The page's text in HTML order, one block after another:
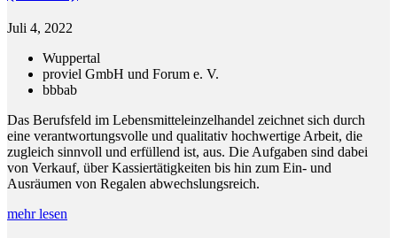
Juli 4, 2022
Wuppertal
proviel GmbH und Forum e. V.
bbbab
Das Berufsfeld im Lebensmitteleinzelhandel zeichnet sich durch
eine verantwortungsvolle und qualitativ hochwertige Arbeit, die
zugleich sinnvoll und erfüllend ist, aus. Die Aufgaben sind dabei
von Verkauf, über Kassiertätigkeiten bis hin zum Ein- und
Ausräumen von Regalen abwechslungsreich.
mehr lesen